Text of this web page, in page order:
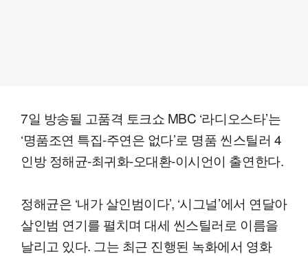
7일 방송될 고품격 토크쇼 MBC ‘라디오스타’는
‘명품조연 특집-주연은 없다’로 명품 씬스틸러 4
인방 정해균-최귀화-오대환-이시언이 출연한다.
정해균은 ‘내가 살인범이다’, ‘시그널’에서 연달아
살인범 연기를 펼치며 대세 씬스틸러로 이름을
날리고 있다. 그는 최근 진행된 녹화에서 영화